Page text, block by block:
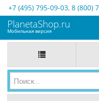
+7 (495) 795-09-03, 8 (800)
PlanetaShop.ru
Мобильная версия